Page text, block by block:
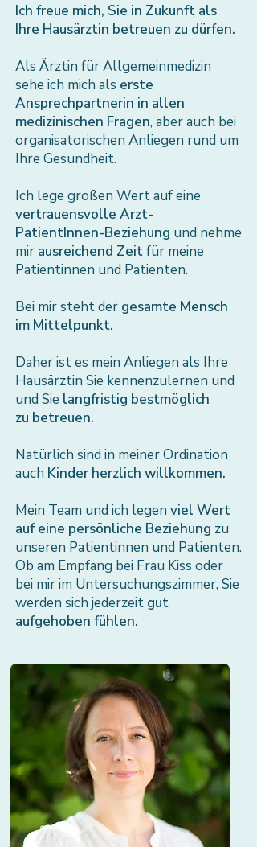
​Ich freue mich, Sie in Zukunft als
Ihre Hausärztin betreuen zu dürfen.
Als Ärztin für Allgemeinmedizin
sehe ich mich als erste
Ansprechpartnerin in allen
medizinischen Fragen, aber auch bei
organisatorischen Anliegen rund um
Ihre Gesundheit.
Ich lege großen Wert auf eine
vertrauensvolle Arzt-
PatientInnen-Beziehung und nehme
mir ausreichend Zeitfür meine
Patientinnen und Patienten.
Bei mir steht der gesamte Mensch
im Mittelpunkt.
Daher ist es mein Anliegen als Ihre
Hausärztin Sie kennenzulernen und
und Sie langfristig bestmöglich
zu betreuen.
Natürlich sind in meiner Ordination
auch Kinder herzlich willkommen.
Mein Team und ich legen viel Wert
auf eine persönliche Beziehung zu
unseren Patientinnen und Patienten.
Ob am Empfang bei Frau Kiss oder
bei mir im Untersuchungszimmer, Sie
werden sich jederzeit gut
aufgehoben fühlen.